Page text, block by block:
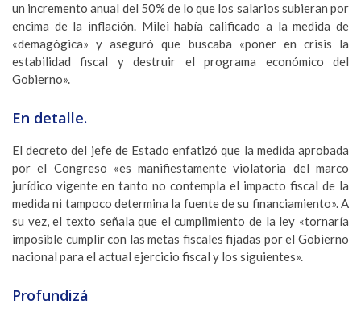
un incremento anual del 50% de lo que los salarios subieran por
encima de la inflación. Milei había calificado a la medida de
«demagógica» y aseguró que buscaba «poner en crisis la
estabilidad fiscal y destruir el programa económico del
Gobierno».
En detalle.
El decreto del jefe de Estado enfatizó que la medida aprobada
por el Congreso «es manifiestamente violatoria del marco
jurídico vigente en tanto no contempla el impacto fiscal de la
medida ni tampoco determina la fuente de su financiamiento». A
su vez, el texto señala que el cumplimiento de la ley «tornaría
imposible cumplir con las metas fiscales fijadas por el Gobierno
nacional para el actual ejercicio fiscal y los siguientes».
Profundizá